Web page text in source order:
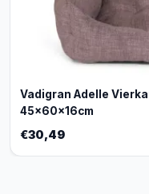
Vadigran Adelle
45x60x16cm
€30,49